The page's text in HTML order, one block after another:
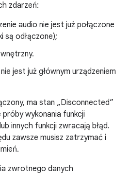
zdarzeń:
audio nie jest już połączone
są odłączone);
jest już głównym urządzeniem
ma stan „Disconnected”
próby wykonania funkcji
innych funkcji zwracają błąd.
zawsze musisz zatrzymać i
zwrotnego danych